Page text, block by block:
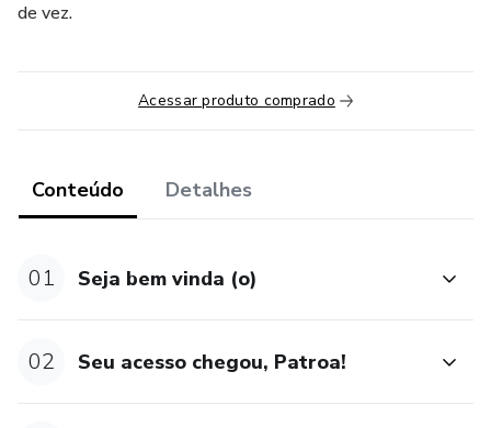
de vez.
Acessar produto comprado
Conteúdo Detalhes
01 Seja bem vinda (o)
02 Seu acesso chegou, Patroa!